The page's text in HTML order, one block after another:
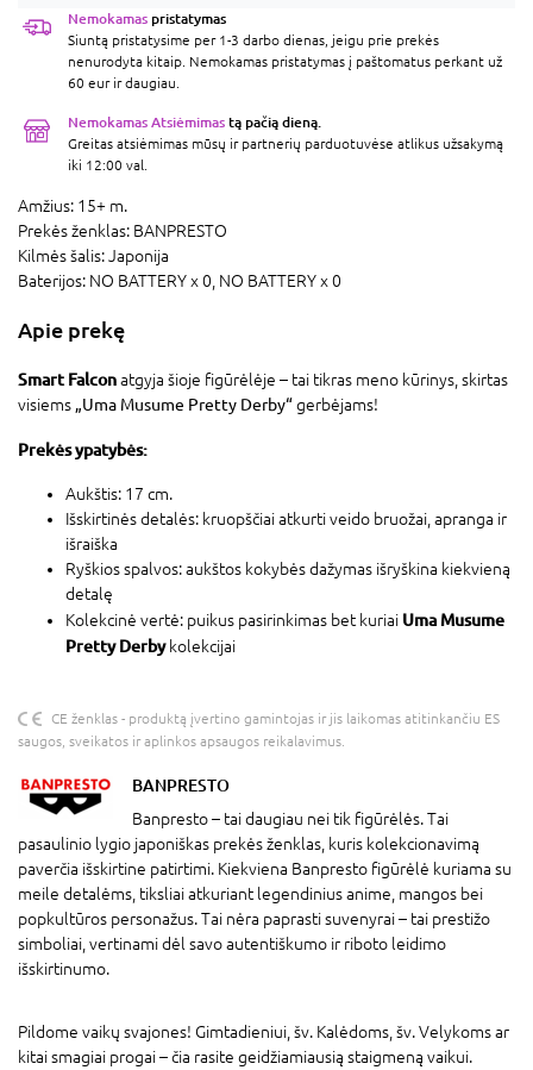
Nemokamas pristatymas
Siuntą pristatysime per 1-3 darbo dienas, jeigu prie prekės
nenurodyta kitaip. Nemokamas pristatymas į paštomatus perkant už
60 eur ir daugiau.
Nemokamas Atsiėmimas tą pačią dieną.
Greitas atsiėmimas mūsų ir partnerių parduotuvėse atlikus užsakymą
iki 12:00 val.
Amžius: 15+ m.
Prekės ženklas: BANPRESTO
Kilmės šalis:Japonija
Baterijos: NO BATTERY x 0, NO BATTERY x 0
Apie prekę
Smart Falconatgyja šioje figūrėlėje – tai tikras meno kūrinys, skirtas
visiems „Uma Musume Pretty Derby“gerbėjams!
Prekės ypatybės:
Aukštis: 17 cm.
Išskirtinės detalės: kruopščiai atkurti veido bruožai, apranga ir
išraiška
Ryškios spalvos: aukštos kokybės dažymas išryškina kiekvieną
detalę
Kolekcinė vertė: puikus pasirinkimas bet kuriai Uma Musume
Pretty Derby kolekcijai
CE ženklas - produktą įvertino gamintojas ir jis laikomas atitinkančiu ES
saugos, sveikatos ir aplinkos apsaugos reikalavimus.
BANPRESTO
Banpresto – tai daugiau nei tik figūrėlės. Tai
pasaulinio lygio japoniškas prekės ženklas, kuris kolekcionavimą
paverčia išskirtine patirtimi. Kiekviena Banpresto figūrėlė kuriama su
meile detalėms, tiksliai atkuriant legendinius anime, mangos bei
popkultūros personažus. Tai nėra paprasti suvenyrai – tai prestižo
simboliai, vertinami dėl savo autentiškumo ir riboto leidimo
išskirtinumo.
Pildome vaikų svajones! Gimtadieniui, šv. Kalėdoms, šv. Velykoms ar
kitai smagiai progai – čia rasite geidžiamiausią staigmeną vaikui.